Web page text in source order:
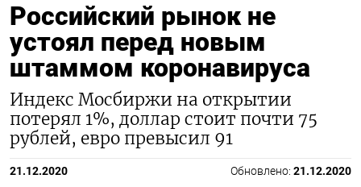
Российский рынок не
устоял перед новым
штаммом коронавируса
Индекс Мосбиржи на открытии
потерял 1%, доллар стоит почти 75
рублей, евро превысил 91
21.12.2020 Обновлено: 21.12.2020